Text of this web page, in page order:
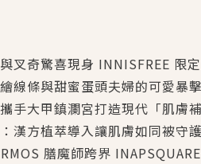
叉奇驚喜現身 INNISFREE 限
線條與甜蜜蛋頭夫婦的可愛暴擊
手大甲鎮瀾宮打造現代「肌膚補
漢方植萃導入讓肌膚如同被守
膳魔師跨界